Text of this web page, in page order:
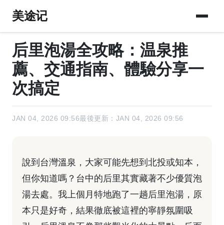
美途记
后里泡湯全攻略：温泉推
薦、交通指南、體驗分享一
次搞定
JAN 04, 2026 09:56最後更新：JAN 04, 2026 09:56
說到台灣溫泉，大家可能先想到北投或知本，
但你知道嗎？台中的后里其實藏著不少優質泡
湯去處。我上個月特地跑了一趟后里泡湯，原
本只是好奇，結果徹底被這裡的寧靜氛圍吸